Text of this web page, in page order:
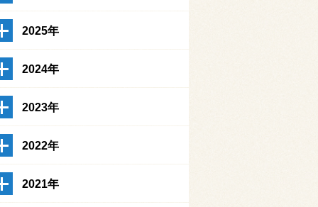
2025年
2024年
2023年
2022年
2021年